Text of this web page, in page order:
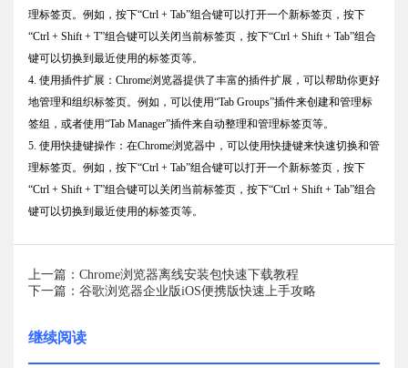
理标签页。例如，按下“Ctrl + Tab”组合键可以打开一个新标签页，按下
“Ctrl + Shift + T”组合键可以关闭当前标签页，按下“Ctrl + Shift + Tab”组合
键可以切换到最近使用的标签页等。
4. 使用插件扩展：Chrome浏览器提供了丰富的插件扩展，可以帮助你更好
地管理和组织标签页。例如，可以使用“Tab Groups”插件来创建和管理标
签组，或者使用“Tab Manager”插件来自动整理和管理标签页等。
5. 使用快捷键操作：在Chrome浏览器中，可以使用快捷键来快速切换和管
理标签页。例如，按下“Ctrl + Tab”组合键可以打开一个新标签页，按下
“Ctrl + Shift + T”组合键可以关闭当前标签页，按下“Ctrl + Shift + Tab”组合
键可以切换到最近使用的标签页等。
上一篇：Chrome浏览器离线安装包快速下载教程
下一篇：谷歌浏览器企业版iOS便携版快速上手攻略
继续阅读